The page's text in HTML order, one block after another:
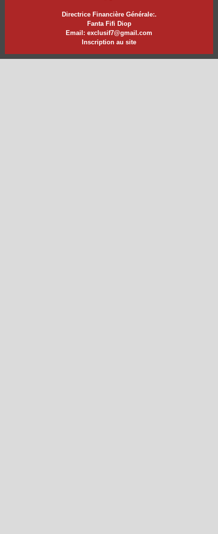
Directrice Financière Générale:.
Fanta Fifi Diop
Email: exclusif7@gmail.com
Inscription au site